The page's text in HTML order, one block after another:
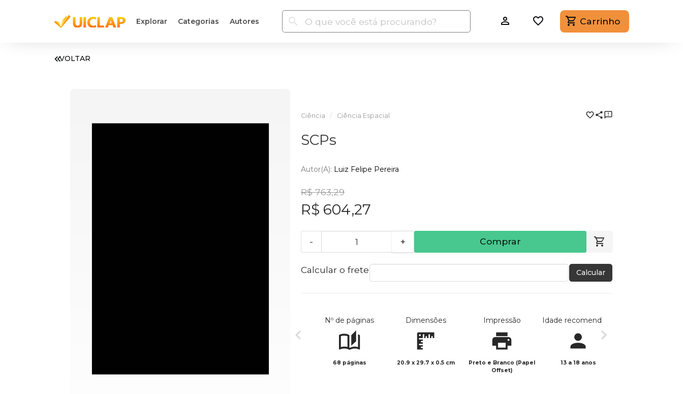
Explorar Categorias Autores Carrinho
VOLTAR
Ciência Ciência Espacial
SCPs
Autor(a): Luiz Felipe Pereira
R$ 763,29
R$ 604,27
- + Comprar
Calcular o frete Calcular
Nº de páginas
68 páginas
Dimensões
20.9 x 29.7 x 0.5 cm
Impressão
Preto e Branco (Papel
Offset)
Idade recomendada
13 a 18 anos